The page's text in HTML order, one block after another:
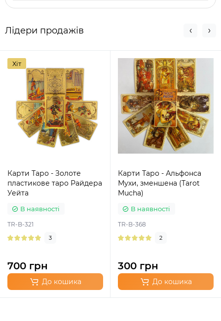
Лідери продажів
Хіт
Карти Таро - Золоте
пластикове таро Райдера
Уейта
В наявності
TR-B-321
3
700 грн
До кошика
Карти Таро - Альфонса
Мухи, зменшена (Tarot
Mucha)
В наявності
TR-B-368
2
300 грн
До кошика